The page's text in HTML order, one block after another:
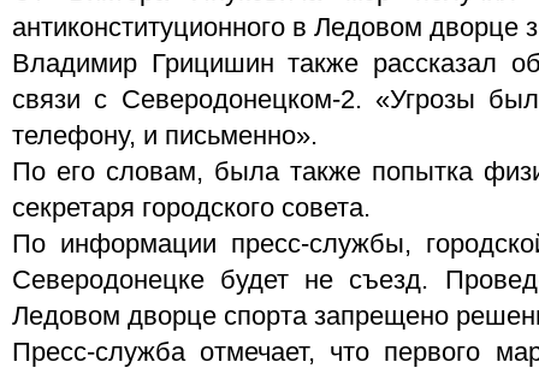
антиконституционного в Ледовом дворце
Владимир Грицишин также рассказал
связи с Северодонецком-2. «Угрозы
телефону, и письменно».
По его словам, была также попытка
секретаря городского совета.
По информации пресс-службы,
Северодонецке будет не съезд.
Ледовом дворце спорта запрещено
Пресс-служба отмечает, что первого